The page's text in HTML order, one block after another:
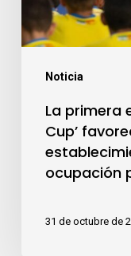
Noticia
Cup’
favorece
establecimientos
nijareños:
85%
ocupación
La primera
Cup’
ocupación
31 de octubre de